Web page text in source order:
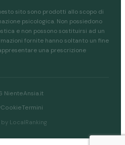
sito sono prodotti allo scopo di
psicologica. Non possiedono
e non possono sostituirsi ad un
fornite hanno soltanto un fine
una prescrizione
NienteAnsia.it
CookieTermini
by LocalRanking